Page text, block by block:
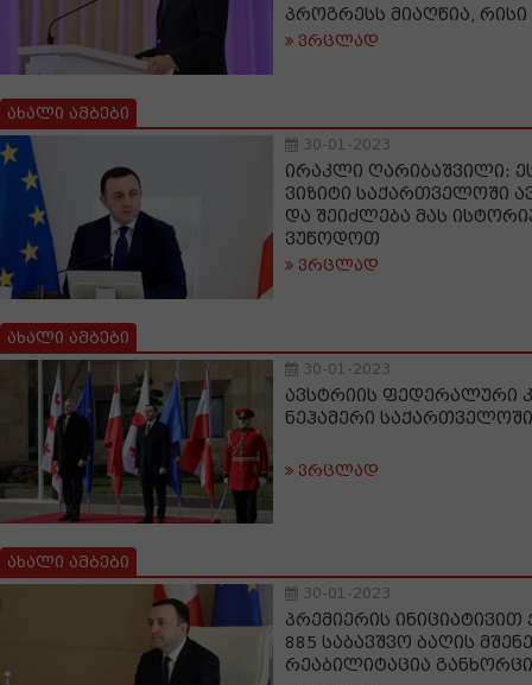
პროგრესს მიაღწია,
ვრცლად
ახალი ამბები
30-01-2023
ირაკლი ღარიბაშვილი:
ვიზიტი საქართველოში
და შეიძლება მას
ვუწოდოთ
ვრცლად
ახალი ამბები
30-01-2023
ავსტრიის ფედერალური
ნეჰამერი საქართველოში
ვრცლად
ახალი ამბები
30-01-2023
პრემიერის ინიციატივით
885 საბავშვო ბაღის
რეაბილიტაცია